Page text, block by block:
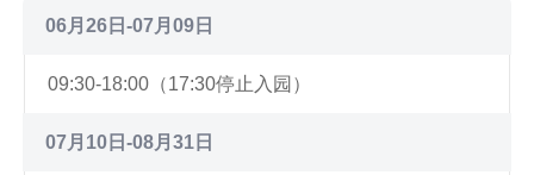
06月26日-07月09日
09:30-18:00（17:30停止入园）
07月10日-08月31日